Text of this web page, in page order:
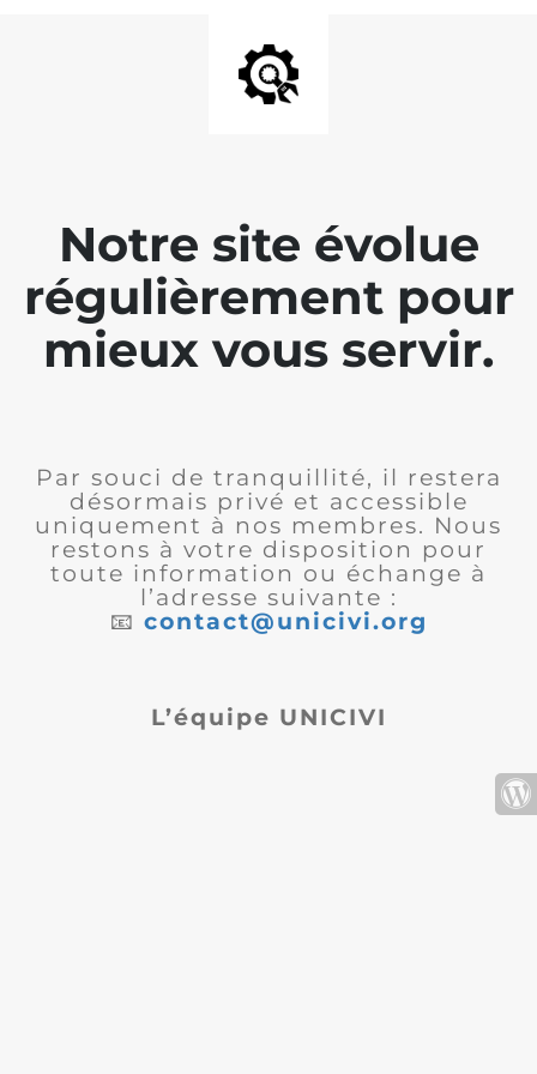
Notre site évolue
régulièrement pour
mieux vous servir.
Par souci de tranquillité, il restera
désormais privé et accessible
uniquement à nos membres. Nous
restons à votre disposition pour
toute information ou échange à
l’adresse suivante :
📧 contact@unicivi.org
L’équipe UNICIVI